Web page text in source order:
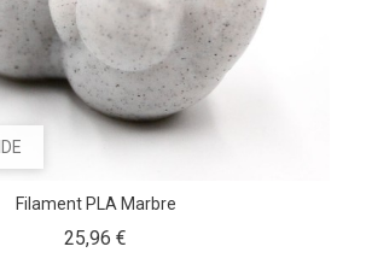
Filament PLA Marbre
25,96 €